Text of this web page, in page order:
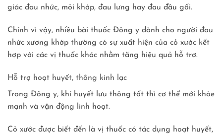
giác đau nhức, mỏi khớp, đau lưng hay đau đầu gối.
Chính vì vậy, nhiều bài thuốc Đông y dành cho người đau
nhức xương khớp thường có sự xuất hiện của cỏ xước kết
hợp với các vị thuốc khác nhằm tăng hiệu quả hỗ trợ.
Hỗ trợ hoạt huyết, thông kinh lạc
Trong Đông y, khí huyết lưu thông tốt thì cơ thể mới khỏe
mạnh và vận động linh hoạt.
Cỏ xước được biết đến là vị thuốc có tác dụng hoạt huyết,